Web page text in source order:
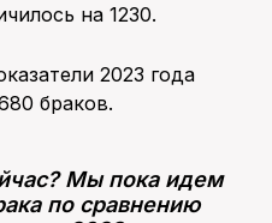
на 1230.
2023 года
браков.
Мы пока идем
по сравнению